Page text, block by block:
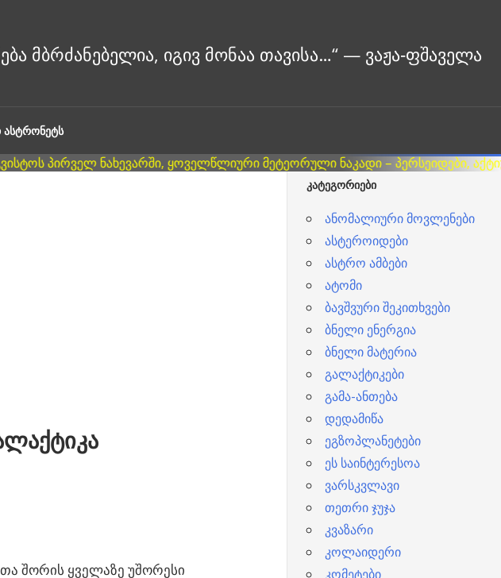
შორის ყველაზე უშორესი
ᲙᲐᲢᲔᲒᲝᲠᲘᲔᲑᲘ
ანომალიური მოვლენები
ასტეროიდები
ასტრო ამბები
ატომი
ბავშვური შეკითხვები
ბნელი ენერგია
ბნელი მატერია
გალაქტიკები
გამა-ანთება
დედამიწა
ეგზოპლანეტები
ეს საინტერესოა
ვარსკვლავი
თეთრი ჯუჯა
კვაზარი
კოლაიდერი
კომეტები